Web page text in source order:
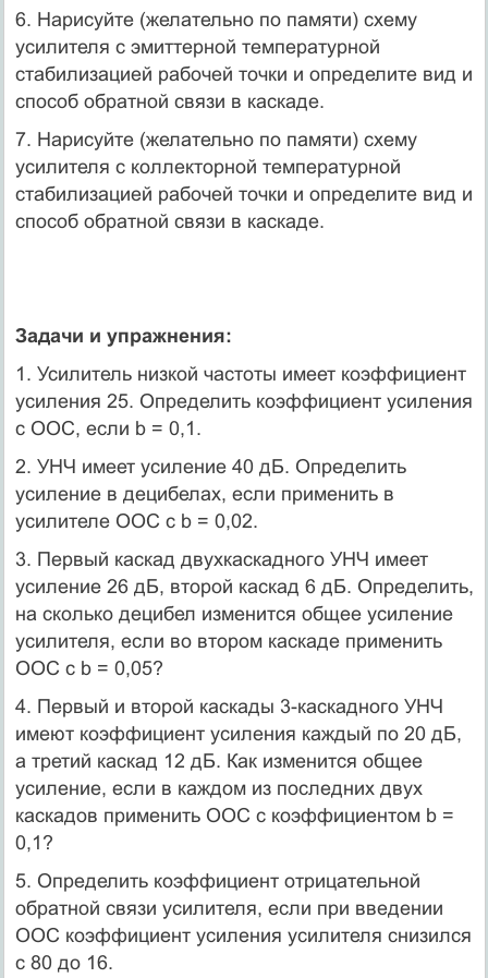
6. Нарисуйте (желательно по памяти) схему
усилителя с эмиттерной температурной
стабилизацией рабочей точки и определите вид и
способ обратной связи в каскаде.
7. Нарисуйте (желательно по памяти) схему
усилителя с коллекторной температурной
стабилизацией рабочей точки и определите вид и
способ обратной связи в каскаде.
Задачи и упражнения:
1. Усилитель низкой частоты имеет коэффициент
усиления 25. Определить коэффициент усиления
с ООС, если b = 0,1.
2. УНЧ имеет усиление 40 дБ. Определить
усиление в децибелах, если применить в
усилителе ООС с b = 0,02.
3. Первый каскад двухкаскадного УНЧ имеет
усиление 26 дБ, второй каскад 6 дБ. Определить,
на сколько децибел изменится общее усиление
усилителя, если во втором каскаде применить
ООС с b = 0,05?
4. Первый и второй каскады 3-каскадного УНЧ
имеют коэффициент усиления каждый по 20 дБ,
а третий каскад 12 дБ. Как изменится общее
усиление, если в каждом из последних двух
каскадов применить ООС с коэффициентом b =
0,1?
5. Определить коэффициент отрицательной
обратной связи усилителя, если при введении
ООС коэффициент усиления усилителя снизился
с 80 до 16.